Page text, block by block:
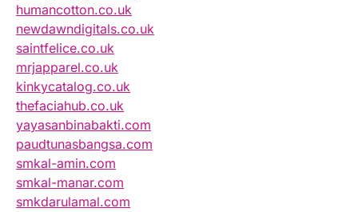
humancotton.co.uk
newdawndigitals.co.uk
saintfelice.co.uk
mrjapparel.co.uk
kinkycatalog.co.uk
thefaciahub.co.uk
yayasanbinabakti.com
paudtunasbangsa.com
smkal-amin.com
smkal-manar.com
smkdarulamal.com